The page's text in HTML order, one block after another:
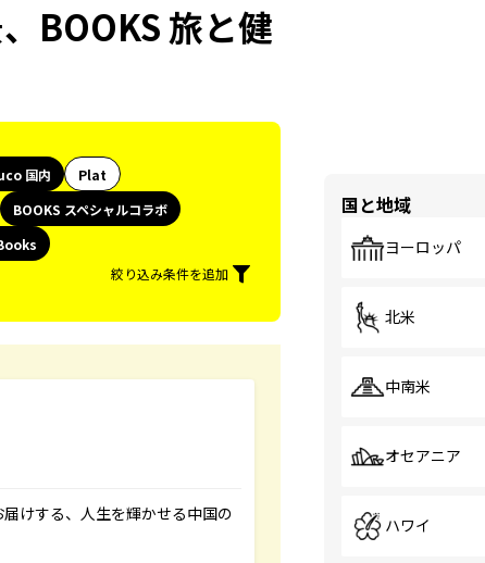
BOOKS 旅と健
国内
Plat
BOOKS スペシャルコラボ
絞り込み条件を追加
けする、人生を輝かせる中国の
国と地域
ヨーロッパ
北米
中南米
オセアニア
ハワイ